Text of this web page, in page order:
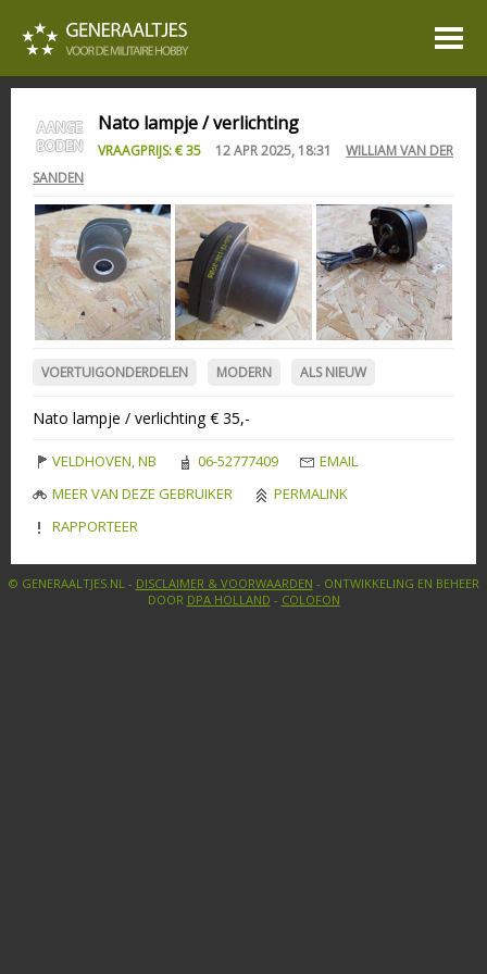
Nato lampje / verlichting
VRAAGPRIJS: € 35 12 APR 2025, 18:31
WILLIAM VAN DER
SANDEN
VOERTUIGONDERDELEN MODERN ALS NIEUW
Nato lampje / verlichting € 35,-
VELDHOVEN, NB 06-52777409
EMAIL
MEER VAN DEZE GEBRUIKER
PERMALINK
RAPPORTEER
© GENERAALTJES.NL - DISCLAIMER & VOORWAARDEN - ONTWIKKELING EN BEHEER
DOOR DPA HOLLAND - COLOFON